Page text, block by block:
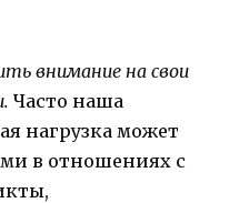
внимание на свои
Часто наша
нагрузка может
в отношениях с